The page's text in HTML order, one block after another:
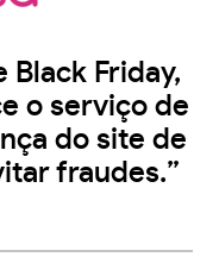
Black Friday,
o serviço de
do site de
fraudes.”